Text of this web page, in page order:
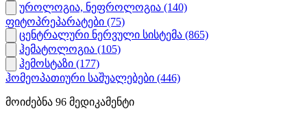
უროლოგია, ნეფროლოგია (140)
ფიტოპრეპარატები (75)
ცენტრალური ნერვული სისტემა (865)
ჰემატოლოგია (105)
ჰემოსტაზი (177)
ჰომეოპათიური საშუალებები (446)
მოიძებნა 96 მედიკამენტი